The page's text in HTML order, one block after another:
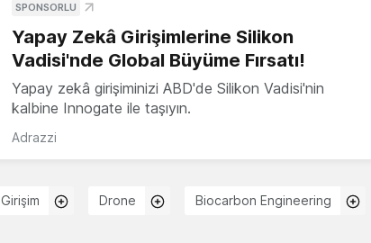
SPONSORLU
Yapay Zekâ Girişimlerine Silikon
Vadisi'nde Global Büyüme Fırsatı!
Yapay zekâ girişiminizi ABD'de Silikon Vadisi'nin
kalbine Innogate ile taşıyın.
Adrazzi
Girişim Drone Biocarbon Engineering